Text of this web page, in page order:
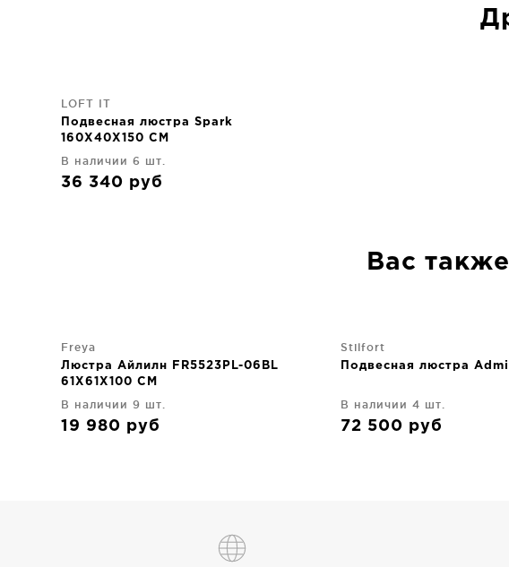
LOFT IT
Подвесная люстра Spark
160X40X150 CM
В наличии 6 шт.
36 340 руб
Вас
Freya
Люстра Айлилн FR5523PL-06BL
61X61X100 CM
В наличии 9 шт.
19 980 руб
Stilfort
Подвесная люстра
В наличии 4 шт.
72 500 руб